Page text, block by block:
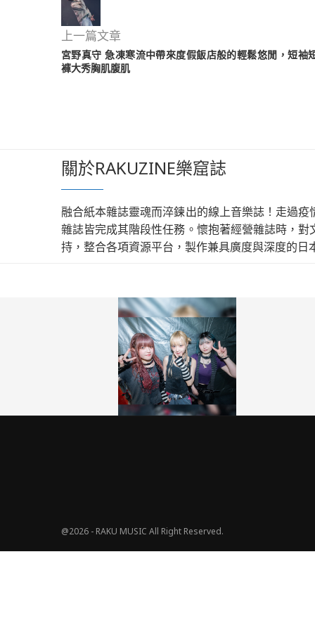
上一篇文章
宮野真守 急凍寒流中帶來度假飯店般的輕鬆悠閒，短袖
褲大秀胸肌腹肌
關於RAKUZINE樂窟誌
融合紙本雜誌靈魂而淬鍊出的線上音樂誌！走過
雜誌皆完成其階段性任務。懷抱著經營雜誌時，
持，整合各項資源平台，製作兼具廣度與深度的日
@2026 - RAKU MUSIC All Right Reserved.